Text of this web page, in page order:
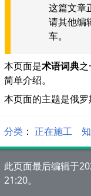
这篇文章
请其他编
车。
本页面是术语词典
简单介绍。
本页面的主题是俄罗
分类 ：​ 正在施工
此页面最后编辑于
21:20。